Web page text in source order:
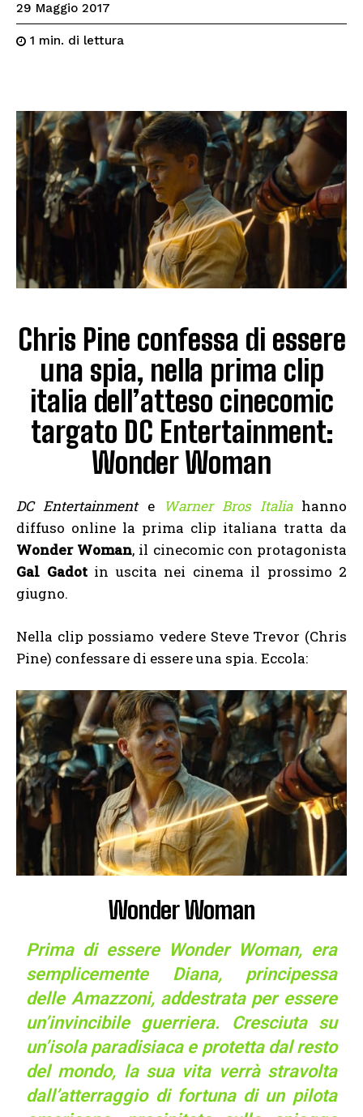
29 Maggio 2017
1 min. di lettura
Chris Pine confessa di essere
una spia, nella prima clip
italia dell’atteso cinecomic
targato DC Entertainment:
Wonder Woman
DC Entertainmente Warner Bros Italiahanno
diffuso online la prima clip italiana tratta da
Wonder Woman, il cinecomic con protagonista
Gal Gadotin uscita nei cinema il prossimo 2
giugno.
Nella clip possiamo vedere Steve Trevor (Chris
Pine) confessare di essere una spia. Eccola:
Wonder Woman
Prima di essere Wonder Woman, era
semplicemente Diana, principessa
delle Amazzoni, addestrata per essere
un’invincibile guerriera. Cresciuta su
un’isola paradisiaca e protetta dal resto
del mondo, la sua vita verrà stravolta
dall’atterraggio di fortuna di un pilota